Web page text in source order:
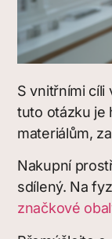
S vnitřními
tuto otázku je
materiálům,
Nakupní
sdílený. Na
značkové